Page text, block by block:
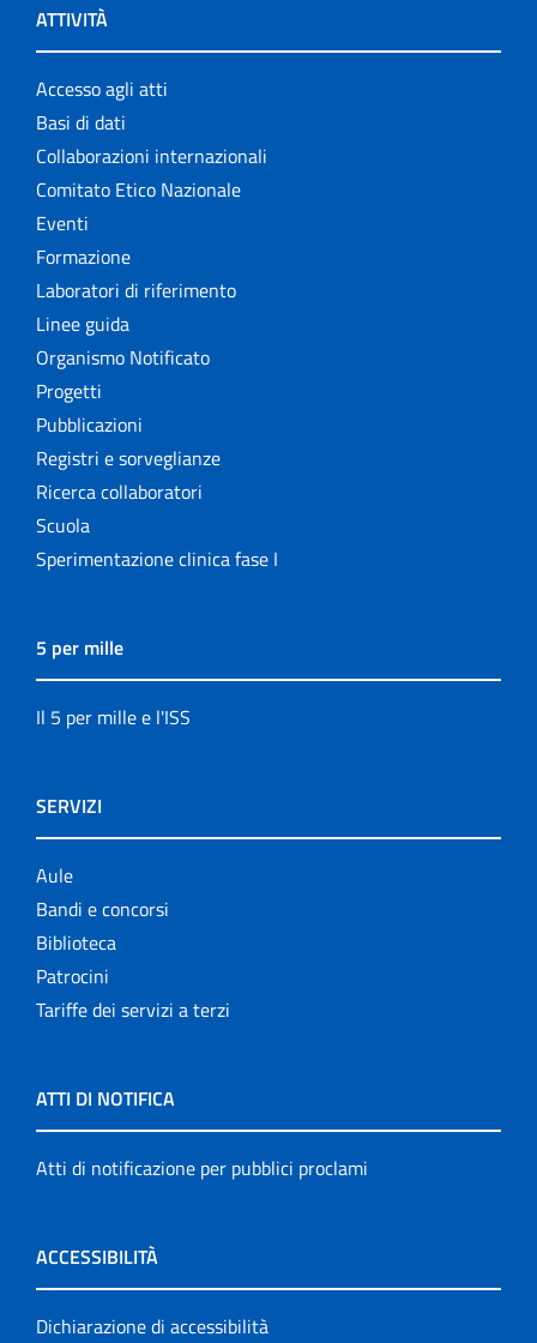
ATTIVITÀ
Accesso agli atti
Basi di dati
Collaborazioni internazionali
Comitato Etico Nazionale
Eventi
Formazione
Laboratori di riferimento
Linee guida
Organismo Notificato
Progetti
Pubblicazioni
Registri e sorveglianze
Ricerca collaboratori
Scuola
Sperimentazione clinica fase I
5 per mille
Il 5 per mille e l'ISS
SERVIZI
Aule
Bandi e concorsi
Biblioteca
Patrocini
Tariffe dei servizi a terzi
ATTI DI NOTIFICA
Atti di notificazione per pubblici proclami
ACCESSIBILITÀ
Dichiarazione di accessibilità